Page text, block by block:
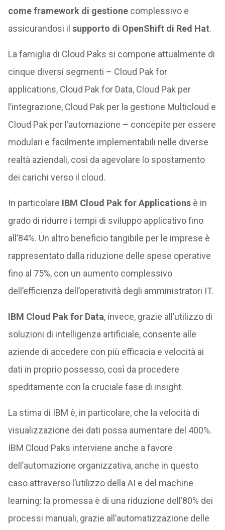
come framework di gestionecomplessivo e
assicurandosi il supporto di OpenShift di Red Hat.
La famiglia di Cloud Paks si compone attualmente di
cinque diversi segmenti – Cloud Pak for
applications, Cloud Pak for Data, Cloud Pak per
l’integrazione, Cloud Pak per la gestione Multicloud e
Cloud Pak per l’automazione – concepite per essere
modulari e facilmente implementabili nelle diverse
realtà aziendali, così da agevolare lo spostamento
dei carichi verso il cloud.
In particolare IBM Cloud Pak for Applicationsè in
grado di ridurre i tempi di sviluppo applicativo fino
all’84%. Un altro beneficio tangibile per le imprese è
rappresentato dalla riduzione delle spese operative
fino al 75%, con un aumento complessivo
dell’efficienza dell’operatività degli amministratori IT.
IBM Cloud Pak for Data, invece, grazie all’utilizzo di
soluzioni di intelligenza artificiale, consente alle
aziende di accedere con più efficacia e velocità ai
dati in proprio possesso, così da procedere
speditamente con la cruciale fase di insight.
La stima di IBM è, in particolare, che la velocità di
visualizzazione dei dati possa aumentare del 400%.
IBM Cloud Paks interviene anche a favore
dell’automazione organizzativa, anche in questo
caso attraverso l’utilizzo della AI e del machine
learning: la promessa è di una riduzione dell’80% dei
processi manuali, grazie all’automatizzazione delle